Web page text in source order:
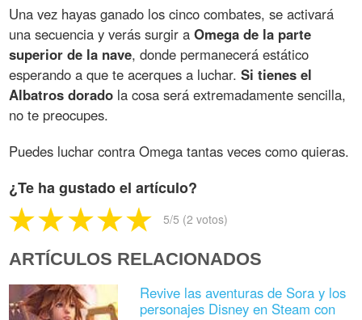
Una vez hayas ganado los cinco combates, se activará
una secuencia y verás surgir aOmega de la parte
superior de la nave, donde permanecerá estático
esperando a que te acerques a luchar.Si tienes el
Albatros dorado la cosa será extremadamente sencilla,
no te preocupes.
Puedes luchar contra Omega tantas veces como quieras.
¿Te ha gustado el artículo?
5/5 (2 votos)
ARTÍCULOS RELACIONADOS
Revive las aventuras de Sora y los
personajes Disney en Steam con